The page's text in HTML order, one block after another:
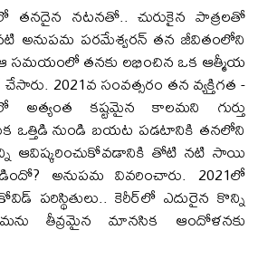
తనదైన నటనతో.. చురుకైన పాత్రలతో
నటి అనుపమ పరమేశ్వరన్ త‌న జీవితంలోని
సమయంలో తనకు లభించిన ఒక ఆత్మీయ
2021వ సంవత్సరం తన వ్యక్తిగత -
అత్యంత కష్టమైన కాలమని గుర్తు
ఒత్తిడి నుండి బయట పడటానికి తనలోని
ఆవిష్కరించుకోవడానికి తోటి నటి సాయి
అనుపమ వివరించారు. 2021లో
పరిస్థితులు.. కెరీర్‌లో ఎదురైన కొన్ని
తీవ్రమైన మానసిక ఆందోళనకు